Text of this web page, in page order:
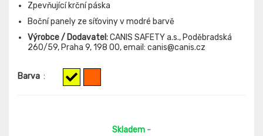
Zpevňující krční páska
Boční panely ze síťoviny v modré barvě
Výrobce / Dodavatel:CANIS SAFETY a.s., Poděbradská
260/59, Praha 9, 198 00, email: canis@canis.cz
Barva :
Skladem -